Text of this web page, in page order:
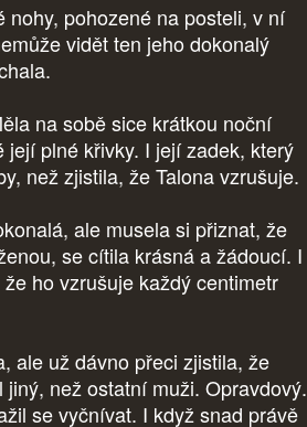
nohy, pohozené na posteli, v ní
vidět ten jeho dokonalý
na sobě sice krátkou noční
plné křivky. I její zadek, který
než zjistila, že Talona vzrušuje.
ale musela si přiznat, že
se cítila krásná a žádoucí. I
ho vzrušuje každý centimetr
ale už dávno přeci zjistila, že
než ostatní muži. Opravdový.
se vyčnívat. I když snad právě